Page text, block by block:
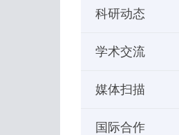
科研动态
学术交流
媒体扫描
国际合作